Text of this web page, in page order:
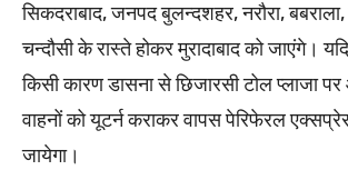
सिकदराबाद, जनपद बुलन्दशहर, नरौरा, बबराला,
चन्दौसी के रास्ते होकर मुरादाबाद को जाएंगे।
किसी कारण डासना से छिजारसी टोल प्लाजा
वाहनों को यूटर्न कराकर वापस पेरिफेरल
जायेगा।